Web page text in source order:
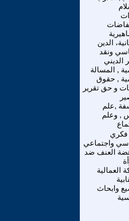
الدين
ونقد
الديني
, المسالة
, حقوق
و حق تقرير
,علم
, وعلم
واجتماعي
العنف ضد
العمالية
وابحاث